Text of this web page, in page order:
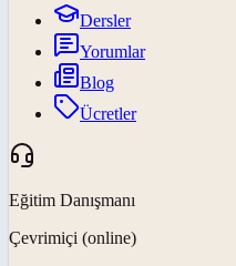
Dersler
Yorumlar
Blog
Ücretler
Eğitim Danışmanı
Çevrimiçi (online)